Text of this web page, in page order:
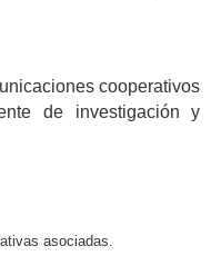
cooperativos
de investigación y
asociadas.